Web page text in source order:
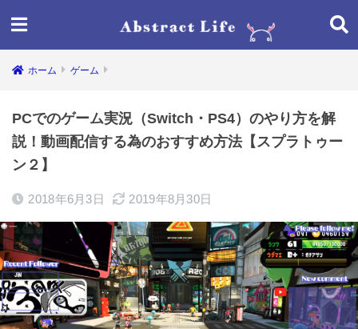
ホーム ゲーム
PCでのゲーム実況（Switch・PS4）のやり方を解
説！動画配信する為のおすすめ方法【スプラトゥー
ン２】
2018年6月3日 2019年8月30日